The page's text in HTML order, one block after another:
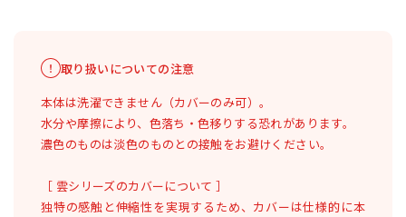
取り扱いについての注意
本体は洗濯できません（カバーのみ可）。
水分や摩擦により、色落ち・色移りする恐れがあります。
濃色のものは淡色のものとの接触をお避けください。
［ 雲シリーズのカバーについて ］
独特の感触と伸縮性を実現するため、カバーは仕様的に本